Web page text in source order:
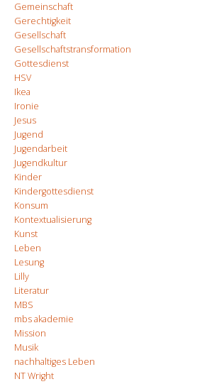
Gemeinschaft
Gerechtigkeit
Gesellschaft
Gesellschaftstransformation
Gottesdienst
HSV
Ikea
Ironie
Jesus
Jugend
Jugendarbeit
Jugendkultur
Kinder
Kindergottesdienst
Konsum
Kontextualisierung
Kunst
Leben
Lesung
Lilly
Literatur
MBS
mbs akademie
Mission
Musik
nachhaltiges Leben
NT Wright